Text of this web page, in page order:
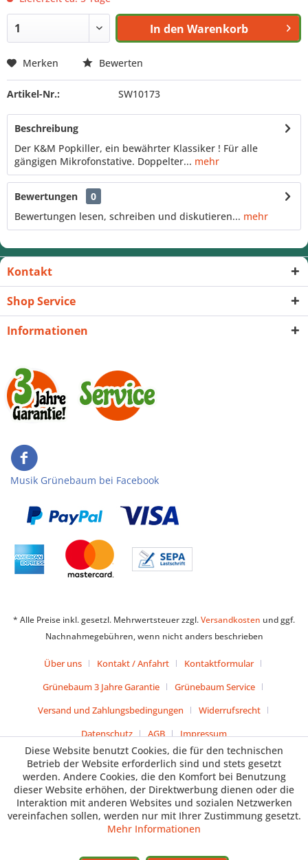
In den Warenkorb
Merken Bewerten
Artikel-Nr.: SW10173
Beschreibung
Der K&M Popkiller, ein bewährter Klassiker ! Für alle
gängigen Mikrofonstative. Doppelter... mehr
Bewertungen
0
Bewertungen lesen, schreiben und diskutieren... mehr
Kontakt
Shop Service
Informationen
Musik Grünebaum bei Facebook
* Alle Preise inkl. gesetzl. Mehrwertsteuer zzgl.Versandkosten und ggf.
Nachnahmegebühren, wenn nicht anders beschrieben
Über uns Kontakt / Anfahrt
Kontaktformular
Grünebaum 3 Jahre Garantie
Grünebaum Service
Versand und Zahlungsbedingungen
Widerrufsrecht
Datenschutz
AGB Impressum
Diese Website benutzt Cookies, die für den technischen
Betrieb der Website erforderlich sind und stets gesetzt
werden. Andere Cookies, die den Komfort bei Benutzung
dieser Website erhöhen, der Direktwerbung dienen oder die
Interaktion mit anderen Websites und sozialen Netzwerken
vereinfachen sollen, werden nur mit Ihrer Zustimmung gesetzt.
Mehr Informationen